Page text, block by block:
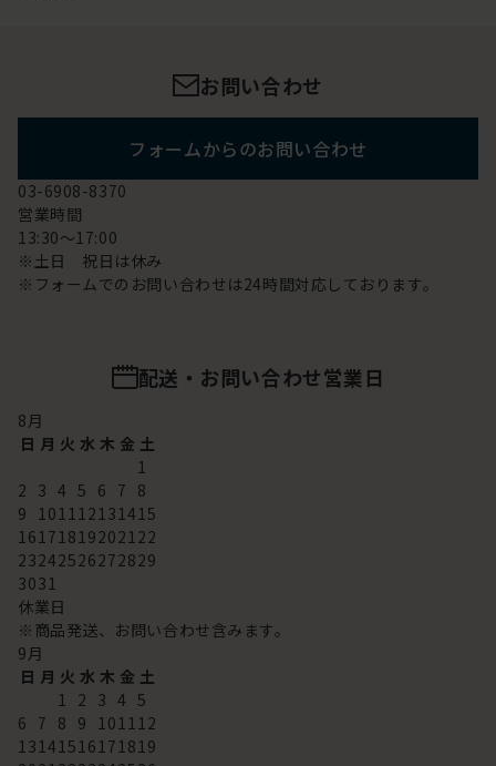
お問い合わせ
フォームからのお問い合わせ
03-6908-8370
営業時間
13:30～17:00
※土日 祝日は休み
※フォームでのお問い合わせは24時間対応しております。
配送・お問い合わせ営業日
8 月
日 月 火 水 木 金 土
1
2 3 4 5 6 7 8
9
10 11 12 13 14 15
16 17 18 192021 22
23242526272829
3031
休業日
※商品発送、お問い合わせ含みます。
9 月
日 月 火 水 木 金 土
1
2 3 4 5
6 7 8 9 10 11 12
13 14 15 16 17 18 19